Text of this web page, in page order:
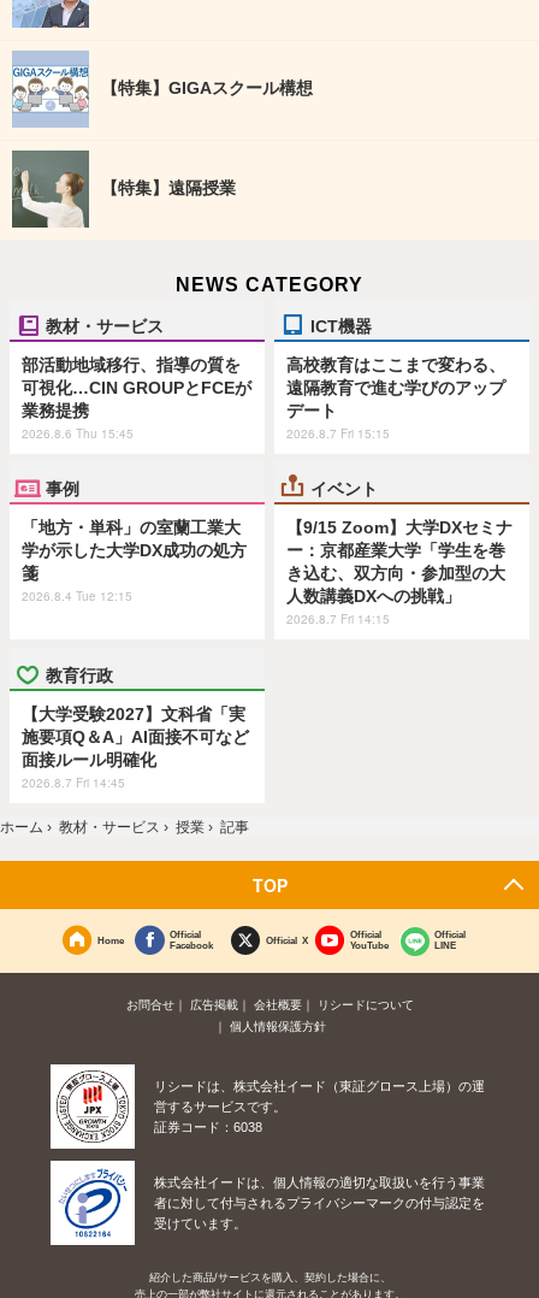
【特集】GIGAスクール構想
【特集】遠隔授業
NEWS CATEGORY
教材・サービス
部活動地域移行、指導の質を
可視化…CIN GROUPとFCEが
業務提携
2026.8.6 Thu 15:45
ICT機器
高校教育はここまで変わる、
遠隔教育で進む学びのアップ
デート
2026.8.7 Fri 15:15
事例
「地方・単科」の室蘭工業大
学が示した大学DX成功の処方
箋
2026.8.4 Tue 12:15
イベント
【9/15 Zoom】大学DXセミナ
ー：京都産業大学「学生を巻
き込む、双方向・参加型の大
人数講義DXへの挑戦」
2026.8.7 Fri 14:15
教育行政
【大学受験2027】文科省「実
施要項Q＆A」AI面接不可など
面接ルール明確化
2026.8.7 Fri 14:45
ホーム › 教材・サービス › 授業 › 記事
TOP
Home
Official
Facebook
Official X
Official
YouTube
Official
LINE
お問合せ 広告掲載 会社概要
リシードについて
個人情報保護方針
リシードは、株式会社イード（東証グロース上場）の運
営するサービスです。
証券コード：6038
株式会社イードは、個人情報の適切な取扱いを行う事業
者に対して付与されるプライバシーマークの付与認定を
受けています。
紹介した商品/サービスを購入、契約した場合に、
売上の一部が弊社サイトに還元されることがあります。